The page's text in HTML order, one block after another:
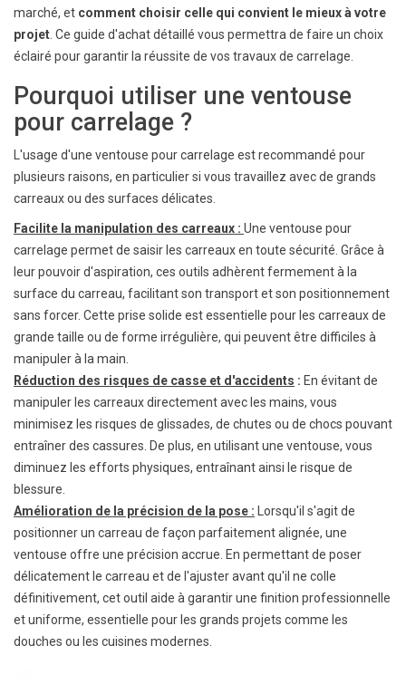
marché, et comment choisir celle qui convient le mieux à votre
projet. Ce guide d'achat détaillé vous permettra de faire un choix
éclairé pour garantir la réussite de vos travaux de carrelage.
Pourquoi utiliser une ventouse
pour carrelage ?
L'usage d'une ventouse pour carrelage est recommandé pour
plusieurs raisons, en particulier si vous travaillez avec de grands
carreaux ou des surfaces délicates.
Facilite la manipulation des carreaux : Une ventouse pour
carrelage permet de saisir les carreaux en toute sécurité. Grâce à
leur pouvoir d'aspiration, ces outils adhèrent fermement à la
surface du carreau, facilitant son transport et son positionnement
sans forcer. Cette prise solide est essentielle pour les carreaux de
grande taille ou de forme irrégulière, qui peuvent être difficiles à
manipuler à la main.
Réduction des risques de casse et d'accidents : En évitant de
manipuler les carreaux directement avec les mains, vous
minimisez les risques de glissades, de chutes ou de chocs pouvant
entraîner des cassures. De plus, en utilisant une ventouse, vous
diminuez les efforts physiques, entraînant ainsi le risque de
blessure.
Amélioration de la précision de la pose : Lorsqu'il s'agit de
positionner un carreau de façon parfaitement alignée, une
ventouse offre une précision accrue. En permettant de poser
délicatement le carreau et de l'ajuster avant qu'il ne colle
définitivement, cet outil aide à garantir une finition professionnelle
et uniforme, essentielle pour les grands projets comme les
douches ou les cuisines modernes.